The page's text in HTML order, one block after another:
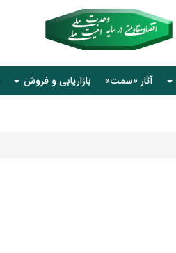
آثار «سمت» بازاریابی و فروش